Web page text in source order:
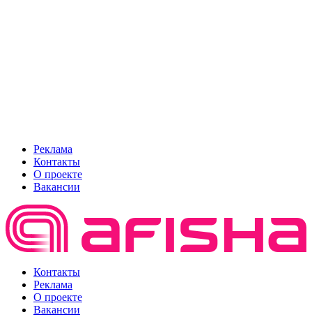
Реклама
Контакты
О проекте
Вакансии
Контакты
Реклама
О проекте
Вакансии